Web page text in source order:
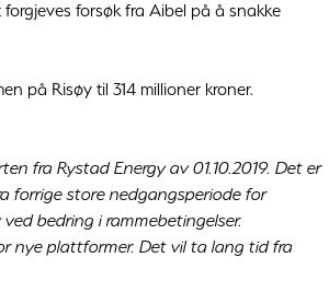
forsøk fra Aibel på å snakke
på Risøy til 314 millioner kroner.
fra Rystad Energy av 01.10.2019. Det er
forrige store nedgangsperiode for
bedring i rammebetingelser.
nye plattformer. Det vil ta lang tid fra